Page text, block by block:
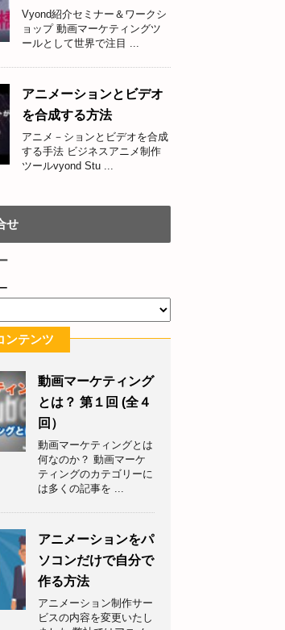
Vyond紹介セミナー＆ワークシ
ョップ 動画マーケティングツ
ールとして世界で注目 ...
アニメーションとビデオ
を合成する方法
アニメ－ションとビデオを合成
する手法 ビジネスアニメ制作
ツールvyond Stu ...
せ
ンテンツ
動画マーケティング
とは？ 第１回 (全４
回）
動画マーケティングとは
何なのか？ 動画マーケ
ティングのカテゴリーに
は多くの記事を ...
アニメーションをパ
ソコンだけで自分で
作る方法
アニメーション制作サー
ビスの内容を変更いたし